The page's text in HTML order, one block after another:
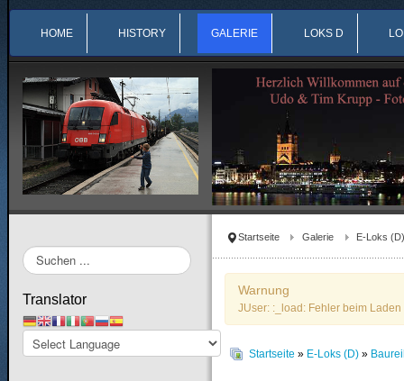
HOME HISTORY GALERIE LOKS D
Startseite Galerie E-Loks (D)
Warnung
JUser: :_load: Fehler beim
Startseite » E-Loks (D) »
Suchen
...
Translator